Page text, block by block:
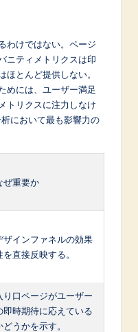
わけではない。ページ
ニティメトリクスは印
とんど提供しない。
めには、ユーザー満足
トリクスに注力しなけ
において最も影響力の
ぜ重要か
ザインファネルの効果
を直接反映する。
り口ページがユーザー
即時期待に応えている
どうかを示す。